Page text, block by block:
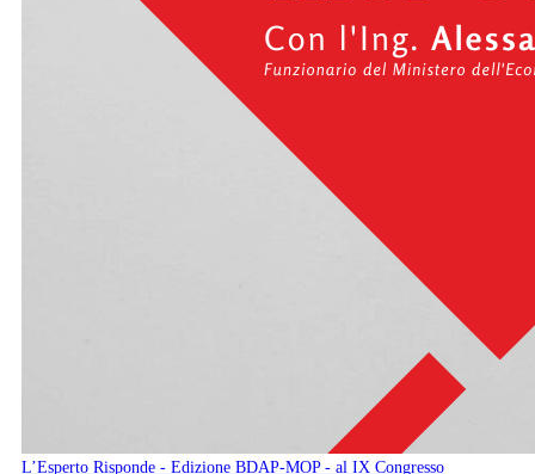
L’Esperto Risponde - Edizione BDAP-MOP - al IX Congresso